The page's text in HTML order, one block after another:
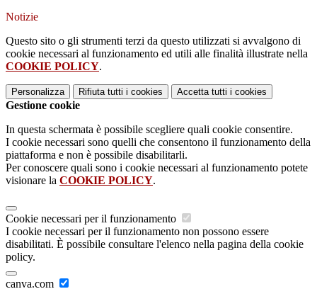
Notizie
Questo sito o gli strumenti terzi da questo utilizzati si avvalgono di
cookie necessari al funzionamento ed utili alle finalità illustrate nella
COOKIE POLICY.
Personalizza Rifiuta tutti i cookies Accetta tutti i cookies
Gestione cookie
In questa schermata è possibile scegliere quali cookie consentire.
I cookie necessari sono quelli che consentono il funzionamento della
piattaforma e non è possibile disabilitarli.
Per conoscere quali sono i cookie necessari al funzionamento potete
visionare la COOKIE POLICY.
Cookie necessari per il funzionamento
I cookie necessari per il funzionamento non possono essere
disabilitati. È possibile consultare l'elenco nella pagina della cookie
policy.
canva.com